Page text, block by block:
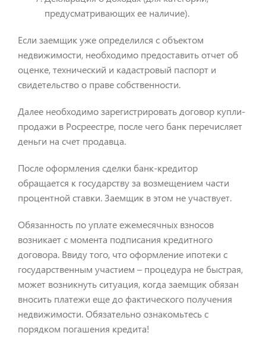
предусматривающих ее наличие).
Если заемщик уже определился с объектом
недвижимости, необходимо предоставить отчет об
оценке, технический и кадастровый паспорт и
свидетельство о праве собственности.
Далее необходимо зарегистрировать договор купли-
продажи в Росреестре, после чего банк перечисляет
деньги на счет продавца.
После оформления сделки банк-кредитор
обращается к государству за возмещением части
процентной ставки. Заемщик в этом не участвует.
Обязанность по уплате ежемесячных взносов
возникает с момента подписания кредитного
договора. Ввиду того, что оформление ипотеки с
государственным участием – процедура не быстрая,
может возникнуть ситуация, когда заемщик обязан
вносить платежи еще до фактического получения
недвижимости. Обязательно ознакомьтесь с
порядком погашения кредита!